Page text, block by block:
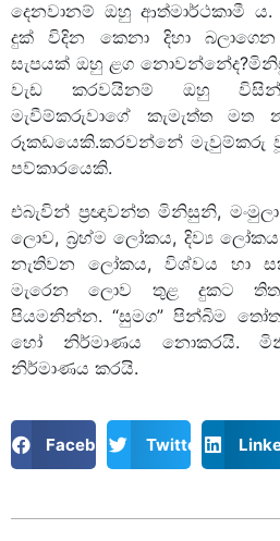
දෙනවානම් ඔහු ආත්මාර්ථකාමී
දුක් විදින කෙනා දිහා
සැපයක් ඔහු ළග
වැඩ කරවයිනම් ඔහු
මැවීම්කරුවාගේ කැමැත්ත
රූකඩයෙකි.කරවන්නේ මැවුම්කරු
පව්කාරයෙකි.
එබැවින් ප්‍රඥාවන්ත මිනිසුනි,
ලොව, බ්‍රහ්ම ලෝකය, දිව්‍ය
නැතිවන ලෝකය, විශ්වය හා
මැරෙන ලොව තුළ දුකට
පියමනින්න. “සුමග” පින්බිම
හෝ නිර්මාණය නොකරයි.
නිර්මාණය කරයි.
Facebook Twitter